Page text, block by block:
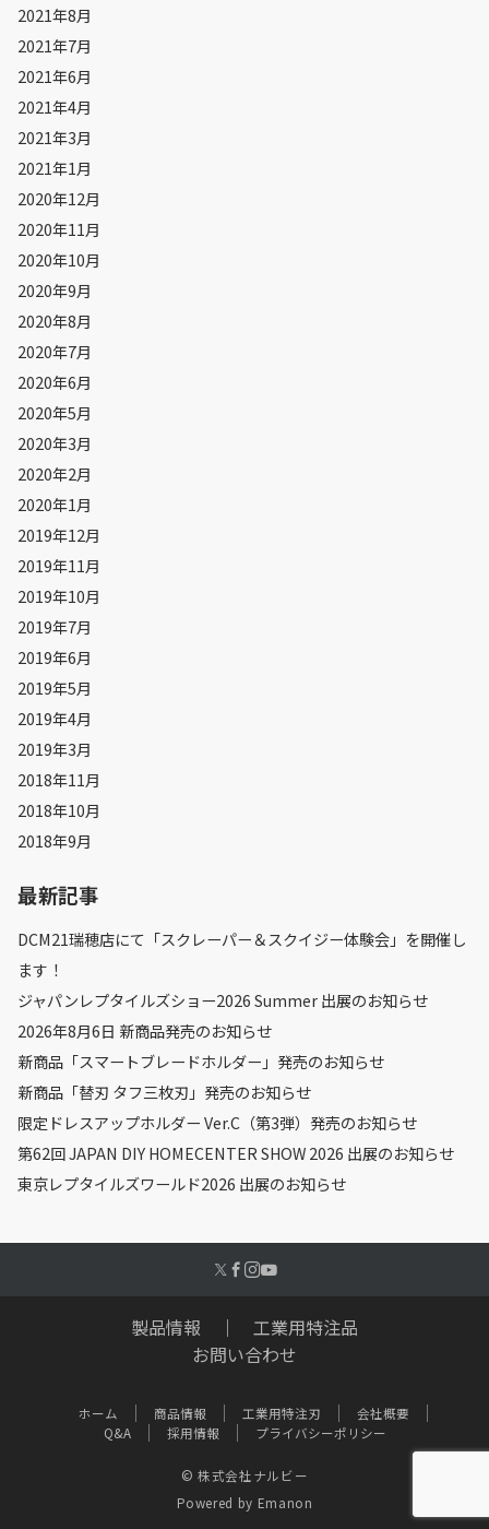
2021年8月
2021年7月
2021年6月
2021年4月
2021年3月
2021年1月
2020年12月
2020年11月
2020年10月
2020年9月
2020年8月
2020年7月
2020年6月
2020年5月
2020年3月
2020年2月
2020年1月
2019年12月
2019年11月
2019年10月
2019年7月
2019年6月
2019年5月
2019年4月
2019年3月
2018年11月
2018年10月
2018年9月
最新記事
DCM21瑞穂店にて「スクレーパー＆スクイジー体験会」を開催し
ます！
ジャパンレプタイルズショー2026 Summer 出展のお知らせ
2026年8月6日 新商品発売のお知らせ
新商品「スマートブレードホルダー」発売のお知らせ
新商品「替刃 タフ三枚刃」発売のお知らせ
限定ドレスアップホルダー Ver.C（第3弾）発売のお知らせ
第62回 JAPAN DIY HOMECENTER SHOW 2026 出展のお知らせ
東京レプタイルズワールド2026 出展のお知らせ
製品情報 ｜ 工業用特注品
お問い合わせ
ホーム 商品情報 工業用特注刃
会社概要
Q&A
採用情報 プライバシーポリシー
© 株式会社ナルビー
Powered by Emanon